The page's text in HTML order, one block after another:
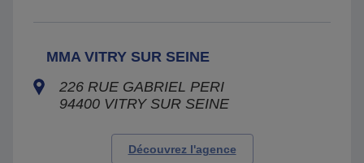
MMA VITRY SUR SEINE
226 RUE GABRIEL PERI
94400 VITRY SUR SEINE
Découvrez l'agence